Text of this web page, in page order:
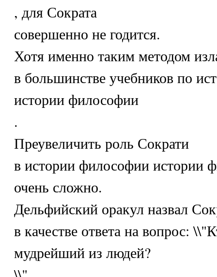
, для Сократа
совершенно не годится.
Хотя именно таким методом
в большинстве учебников по
истории философии
.
Преувеличить роль Сократи
в истории философии истории
очень сложно.
Дельфийский оракул назвал
в качестве ответа на вопрос:
мудрейший из людей?